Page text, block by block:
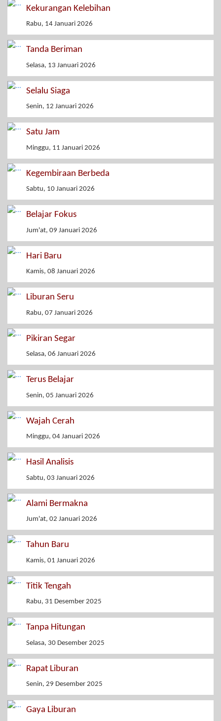
Kekurangan Kelebihan
Rabu, 14 Januari 2026
Tanda Beriman
Selasa, 13 Januari 2026
Selalu Siaga
Senin, 12 Januari 2026
Satu Jam
Minggu, 11 Januari 2026
Kegembiraan Berbeda
Sabtu, 10 Januari 2026
Belajar Fokus
Jum'at, 09 Januari 2026
Hari Baru
Kamis, 08 Januari 2026
Liburan Seru
Rabu, 07 Januari 2026
Pikiran Segar
Selasa, 06 Januari 2026
Terus Belajar
Senin, 05 Januari 2026
Wajah Cerah
Minggu, 04 Januari 2026
Hasil Analisis
Sabtu, 03 Januari 2026
Alami Bermakna
Jum'at, 02 Januari 2026
Tahun Baru
Kamis, 01 Januari 2026
Titik Tengah
Rabu, 31 Desember 2025
Tanpa Hitungan
Selasa, 30 Desember 2025
Rapat Liburan
Senin, 29 Desember 2025
Gaya Liburan